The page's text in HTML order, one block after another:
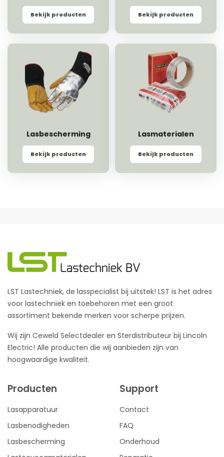
Bekijk producten Bekijk producten
Lasbescherming
Bekijk producten
Lasmaterialen
Bekijk producten
LST Lastechniek, de lasspecialist bij uitstek! LST is het adres
voor lastechniek en toebehoren met een groot
assortiment bekende merken voor scherpe prijzen.
Wij zijn Ceweld Selectdealer en Sterdistributeur bij Lincoln
Electric! Alle producten die wij aanbieden zijn van
hoogwaardige kwaliteit.
Producten
Lasapparatuur
Lasbenodigheden
Lasbescherming
Support
Contact
FAQ
Onderhoud